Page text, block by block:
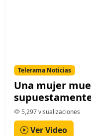
Telerama Noticias
Una mujer
5,297 visualizaciones
Ver Video